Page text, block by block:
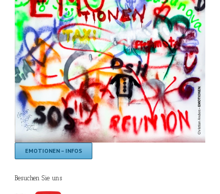
EMOTIONEN – INFOS
Besuchen Sie uns